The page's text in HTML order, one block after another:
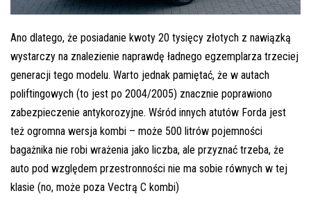
Ano dlatego, że posiadanie kwoty 20 tysięcy złotych z nawiązką
wystarczy na znalezienie naprawdę ładnego egzemplarza trzeciej
generacji tego modelu. Warto jednak pamiętać, że w autach
poliftingowych (to jest po 2004/2005) znacznie poprawiono
zabezpieczenie antykorozyjne. Wśród innych atutów Forda jest
też ogromna wersja kombi – może 500 litrów pojemności
bagażnika nie robi wrażenia jako liczba, ale przyznać trzeba, że
auto pod względem przestronności nie ma sobie równych w tej
klasie (no, może poza Vectrą C kombi)